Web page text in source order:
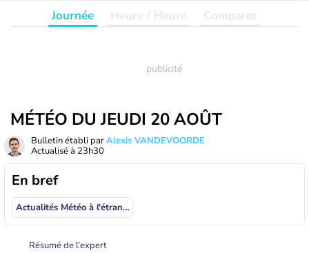
Journée Heure / Heure Comparer
MÉTÉO DU JEUDI 20 AOÛT
Bulletin établi parAlexis VANDEVOORDE
Actualisé à 23h30
En bref
Actualités Météo à l'étranger
Résumé de l’expert